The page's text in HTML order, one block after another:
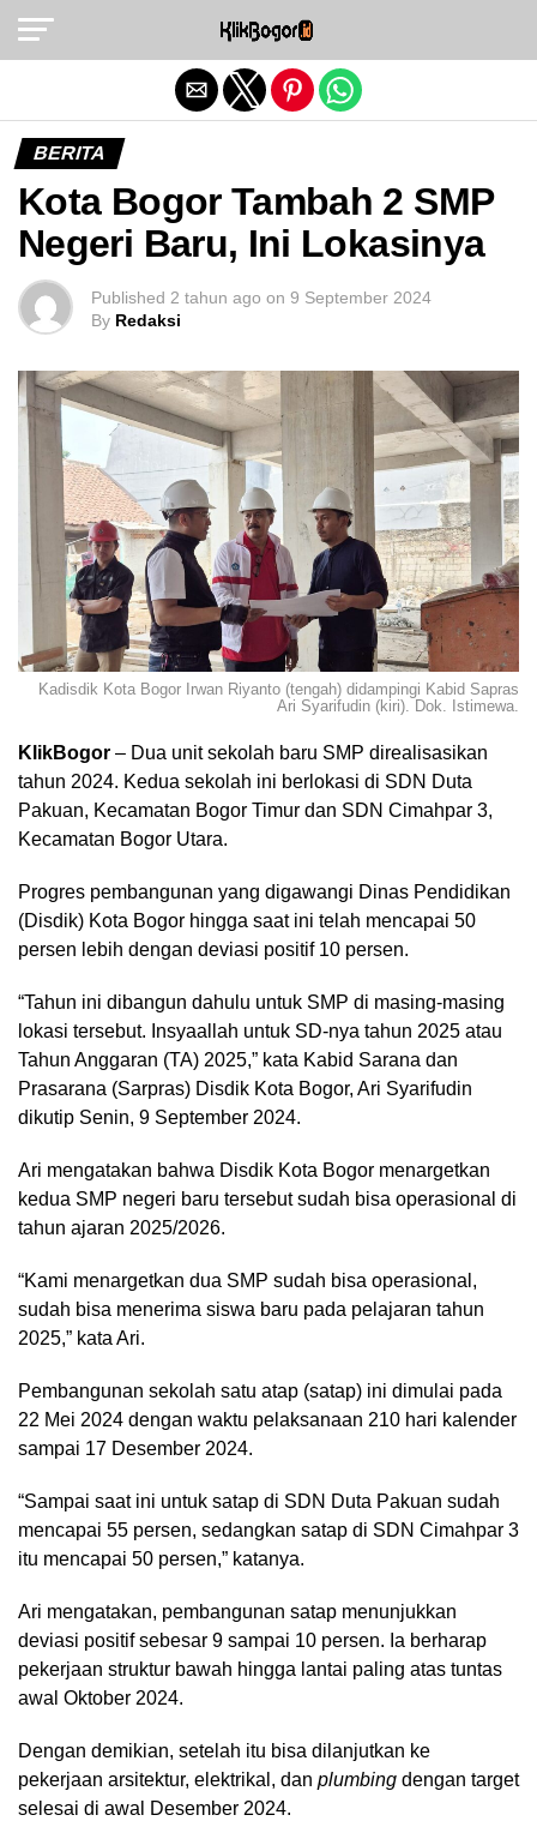
BERITA
Kota Bogor Tambah 2 SMP
Negeri Baru, Ini Lokasinya
Published 2 tahun ago on 9 September 2024
By Redaksi
Kadisdik Kota Bogor Irwan Riyanto (tengah) didampingi Kabid Sapras
Ari Syarifudin (kiri). Dok. Istimewa.
KlikBogor – Dua unit sekolah baru SMP direalisasikan
tahun 2024. Kedua sekolah ini berlokasi di SDN Duta
Pakuan, Kecamatan Bogor Timur dan SDN Cimahpar 3,
Kecamatan Bogor Utara.
Progres pembangunan yang digawangi Dinas Pendidikan
(Disdik) Kota Bogor hingga saat ini telah mencapai 50
persen lebih dengan deviasi positif 10 persen.
“Tahun ini dibangun dahulu untuk SMP di masing-masing
lokasi tersebut. Insyaallah untuk SD-nya tahun 2025 atau
Tahun Anggaran (TA) 2025,” kata Kabid Sarana dan
Prasarana (Sarpras) Disdik Kota Bogor, Ari Syarifudin
dikutip Senin, 9 September 2024.
Ari mengatakan bahwa Disdik Kota Bogor menargetkan
kedua SMP negeri baru tersebut sudah bisa operasional di
tahun ajaran 2025/2026.
“Kami menargetkan dua SMP sudah bisa operasional,
sudah bisa menerima siswa baru pada pelajaran tahun
2025,” kata Ari.
Pembangunan sekolah satu atap (satap) ini dimulai pada
22 Mei 2024 dengan waktu pelaksanaan 210 hari kalender
sampai 17 Desember 2024.
“Sampai saat ini untuk satap di SDN Duta Pakuan sudah
mencapai 55 persen, sedangkan satap di SDN Cimahpar 3
itu mencapai 50 persen,” katanya.
Ari mengatakan, pembangunan satap menunjukkan
deviasi positif sebesar 9 sampai 10 persen. Ia berharap
pekerjaan struktur bawah hingga lantai paling atas tuntas
awal Oktober 2024.
Dengan demikian, setelah itu bisa dilanjutkan ke
pekerjaan arsitektur, elektrikal, dan plumbing dengan target
selesai di awal Desember 2024.
Exit mobile version